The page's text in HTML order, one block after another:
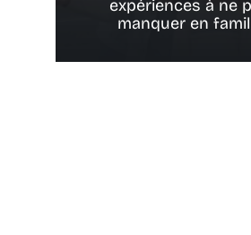
expériences à ne
manquer en